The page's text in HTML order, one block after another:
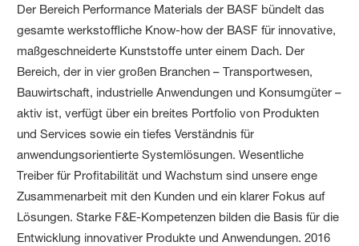
Der Bereich Performance Materials der BASF bündelt das
gesamte werkstoffliche Know-how der BASF für innovative,
maßgeschneiderte Kunststoffe unter einem Dach. Der
Bereich, der in vier großen Branchen – Transportwesen,
Bauwirtschaft, industrielle Anwendungen und Konsumgüter –
aktiv ist, verfügt über ein breites Portfolio von Produkten
und Services sowie ein tiefes Verständnis für
anwendungsorientierte Systemlösungen. Wesentliche
Treiber für Profitabilität und Wachstum sind unsere enge
Zusammenarbeit mit den Kunden und ein klarer Fokus auf
Lösungen. Starke F&E-Kompetenzen bilden die Basis für die
Entwicklung innovativer Produkte und Anwendungen. 2016